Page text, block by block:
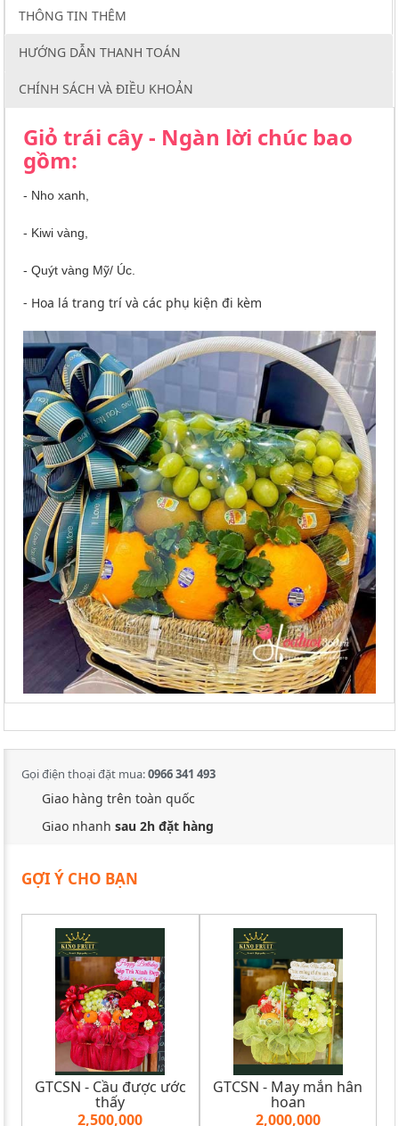
THÔNG TIN THÊM
HƯỚNG DẪN THANH TOÁN
CHÍNH SÁCH VÀ ĐIỀU KHOẢN
Giỏ trái cây - Ngàn lời chúc bao
gồm:
- Nho xanh,
- Kiwi vàng,
- Quýt vàng Mỹ/ Úc.
- Hoa lá trang trí và các phụ kiện đi kèm
Gọi điện thoại đặt mua:0966 341 493
Giao hàng trên toàn quốc
Giao nhanh sau 2h đặt hàng
GỢI Ý CHO BẠN
GTCSN - Cầu được ước
thấy
2,500,000
GTCSN - May mắn hân
hoan
2,000,000